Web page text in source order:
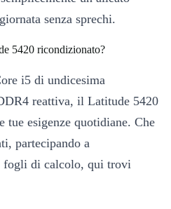
senza sprechi.
5420 ricondizionato?
i5 di undicesima
reattiva, il Latitude 5420
tue esigenze quotidiane. Che
partecipando a
fogli di calcolo, qui trovi
mano.